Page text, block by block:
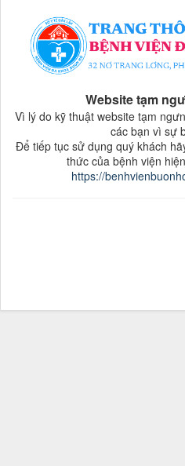
Website tạm
Vì lý do kỹ thuật website tạm
các bạn vì sự
Để tiếp tục sử dụng quý khách
thức của bệnh viện
https://